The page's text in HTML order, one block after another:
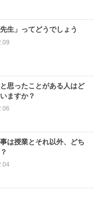
先生」ってどうでしょう
思ったことがある人はど
ますか？
は授業とそれ以外、どち